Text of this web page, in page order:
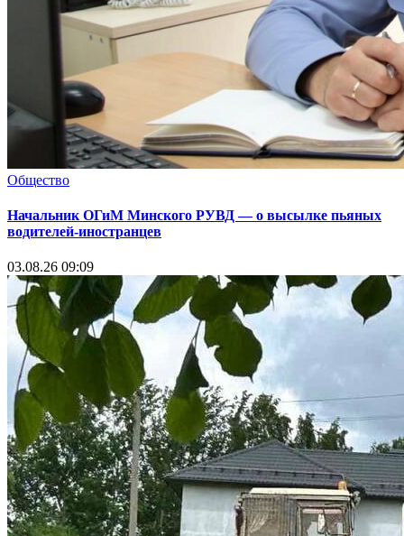
Общество
Начальник ОГиМ Минского РУВД — о высылке пьяных
водителей-иностранцев
03.08.26 09:09